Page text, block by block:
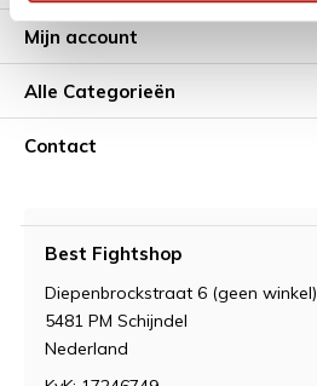
Mijn account
Alle Categorieën
Contact
Best Fightshop
Diepenbrockstraat 6 (geen winkel)
5481 PM Schijndel
Nederland